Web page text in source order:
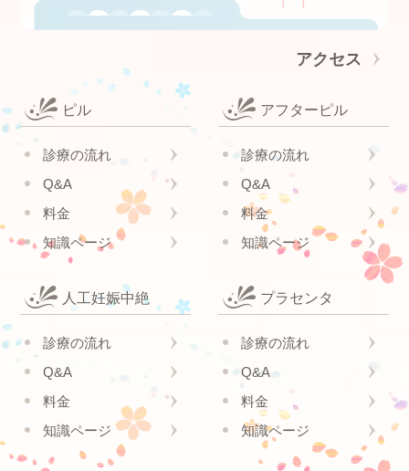
アクセス
ピル
診療の流れ
Q&A
料金
知識ページ
アフターピル
診療の流れ
Q&A
料金
知識ページ
人工妊娠中絶
診療の流れ
Q&A
料金
知識ページ
プラセンタ
診療の流れ
Q&A
料金
知識ページ